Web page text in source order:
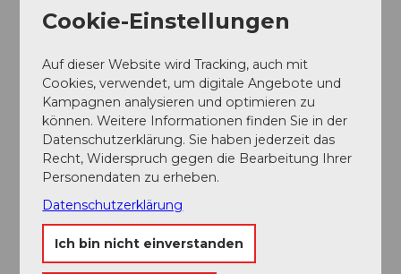
Wintersaison:
Die Wintersaison dauert in der Regel von Ende
November bis Ende April
Schneebericht:
Aktuelle Informationen zur Schneelage kann täglich
Wegweisung:
Alle Loipen sind im Start-/Zielbereich auf einer
Übersichtstafel dargestellt und markiert. Die Loipe
Cookie-Einstellungen
Auf dieser Website wird Tracking, auch mit
Cookies, verwendet, um digitale Angebote und
Kampagnen analysieren und optimieren zu
können. Weitere Informationen finden Sie in der
Datenschutzerklärung. Sie haben jederzeit das
Recht, Widerspruch gegen die Bearbeitung Ihrer
Personendaten zu erheben.
Datenschutzerklärung
Ich bin nicht einverstanden